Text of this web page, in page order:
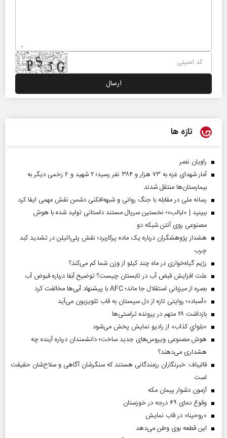
تازه ها
راویان نصر
آمار شهدای غزه به ۷۳ هزار و ۳۸۴ نفر رسید؛ ۲ شهید و ۶ زخمی دیگر به
بیمارستان‌ها منتقل شدند
رسانه ملی در مقابله با جنگ روانی و شبهه‌افکنی دشمن نقش مهمی ایفا کرد
ببینید | «لبالب»؛ نخستین سریال مستند داستانی تولید شده با هوش
مصنوعی روی آنتن شبکه دو
هشدار پژوهشگران درباره یک ماده پرکاربرد؛ نقش پلی‌اتیلن در تشدید کبد
چرب
رژیم گیاه‌خواری در ماه چند کیلو از وزن شما کم می‌کند؟
علت افزایش قبض آب در تابستان چیست؟ توضیح آبفا درباره قبوض آب
بصره از میزبانی استقلال جا ماند؛ AFC با پیشنهاد آبی‌ها مخالفت کرد
«آسباد»؛ روایتی تازه از دل سیستان به قاب تلویزیون می‌آید
بازداشت ۲۸ متهم در پرونده تراستی‌ها
«بلواي کذاب» از رادیو نمایش پخش می‌شود
هوش مصنوعی ویروس‌های جدید ساخت؛ دانشمندان درباره آینده چه
هشداری می‌دهند؟
قالیباف: خبرنگاران رزمندگانی هستند که سنگرشان آگاهی و سلاح‌شان حقیقت
است
آزمون دشوار پیمان مکه
وقوع دمای ۴۹ درجه در خوزستان
«روحینا» در قاب نمایش
این قطعه بوی وطن می‌دهد